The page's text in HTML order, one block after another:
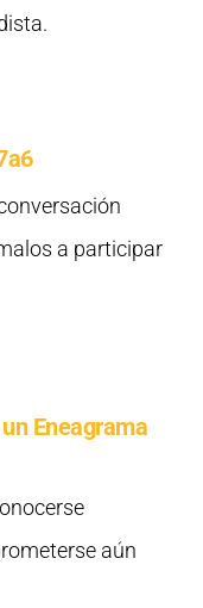
a participar
Eneagrama
aún